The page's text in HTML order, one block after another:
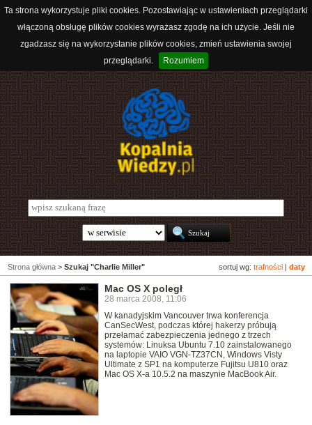
Ta strona wykorzystuje pliki cookies. Pozostawiając w ustawieniach przeglądarki
włączoną obsługę plików cookies wyrażasz zgodę na ich użycie. Jeśli nie
zgadzasz się na wykorzystanie plików cookies, zmień ustawienia swojej
przeglądarki.
Rozumiem
sortuj wg: trafności daty
Strona główna > Szukaj "Charlie Miller"
Mac OS X poległ
28 marca 2008, 11:06
W kanadyjskim Vancouver trwa konferencja
CanSecWest, podczas której hakerzy próbują
przełamać zabezpieczenia jednego z trzech
systemów: Linuksa Ubuntu 7.10 zainstalowanego
na laptopie VAIO VGN-TZ37CN, Windows Visty
Ultimate z SP1 na komputerze Fujitsu U810 oraz
Mac OS X-a 10.5.2 na maszynie MacBook Air.